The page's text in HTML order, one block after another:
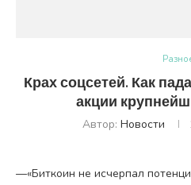
Крах соцсетей. Как
акции
Автор: Новости
—«Биткоин не исчерпал